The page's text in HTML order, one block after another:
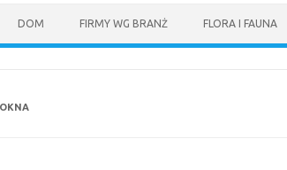
DOM FIRMY WG BRANŻ FLORA I FAUNA
OKNA